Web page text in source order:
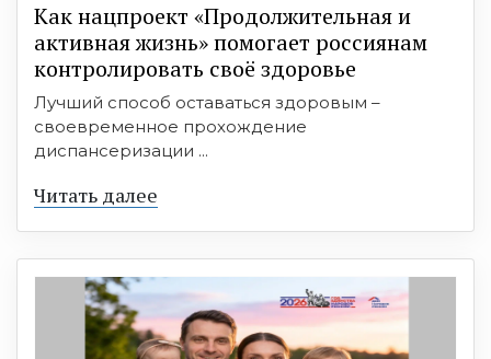
Как нацпроект «Продолжительная и
активная жизнь» помогает россиянам
контролировать своё здоровье
Лучший способ оставаться здоровым –
своевременное прохождение
диспансеризации ...
Читать далее